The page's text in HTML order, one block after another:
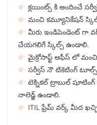
క్లయింట్స్ కి అందించే
మంచి కమ్యూనికేషన్
మీరు ఇండిపెండెంట్ గా
చేయగలిగే స్కిల్స్ ఉండాలి.
మైక్రోసాఫ్ట్ ఆఫీస్ లో
సర్వీస్ నౌ టికెటింగ్
టెక్నికల్ ట్రాబుల్
నాలెడ్జ్ ఉండాలి.
ITIL ఫ్రేమ్ వర్క్ మీద